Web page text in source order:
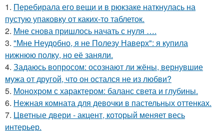
1. Перебирала его вещи и в рюкзаке наткнулась на
пустую упаковку от каких-то таблеток.
2. Мне снова пришлось начать с нуля ….
3. "Мне Неудобно, я не Полезу Наверх": я купила
нижнюю полку, но её заняли.
4. Задаюсь вопросом: осознают ли жёны, вернувшие
мужа от другой, что он остался не из любви?
5. Монохром с характером: баланс света и глубины.
6. Нежная комната для девочки в пастельных оттенках.
7. Цветные двери - акцент, который меняет весь
интерьер.